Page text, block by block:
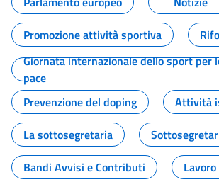
Promozione attività sportiva
Giornata internazionale dello sport per
pace
Prevenzione del doping
Attività
La sottosegretaria
Bandi Avvisi e Contributi